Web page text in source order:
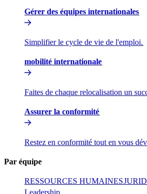
Gérer des équipes internationales​​
Simplifier le cycle de vie de l'emploi.​​
mobilité internationale​​
Faites de chaque relocalisation un
Assurer la conformité​​
Restez en conformité tout en vous
Par équipe​​
RESSOURCES HUMAINES​​
Leadership​​